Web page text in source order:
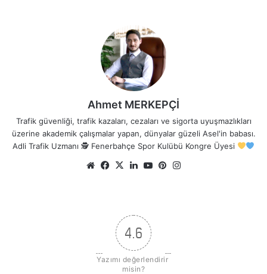
Ahmet MERKEPÇİ
Trafik güvenliği, trafik kazaları, cezaları ve sigorta uyuşmazlıkları
üzerine akademik çalışmalar yapan, dünyalar güzeli Asel'in babası.
Adli Trafik Uzmanı 🕵Fenerbahçe Spor Kulübü Kongre Üyesi
Web Facebook
X LinkedIn
YouTubePinterest
4.6
Yazımı değerlendirir
misin?